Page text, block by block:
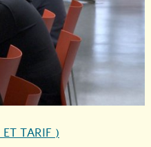
ET TARIF )